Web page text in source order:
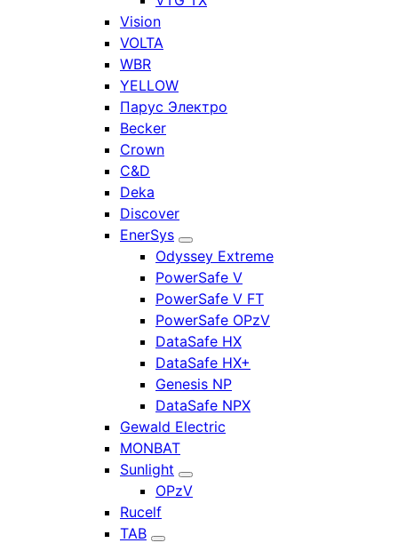
Vision
VOLTA
WBR
YELLOW
Парус Электро
Becker
Crown
C&D
Deka
Discover
EnerSys
Odyssey Extreme
PowerSafe V
PowerSafe V FT
PowerSafe OPzV
DataSafe HX
DataSafe HX+
Genesis NP
DataSafe NPX
Gewald Electric
MONBAT
Sunlight
OPzV
Rucelf
TAB